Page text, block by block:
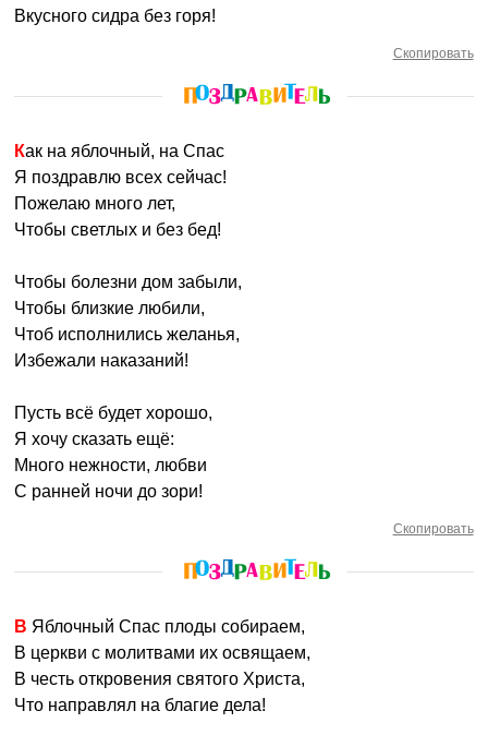
Вкусного сидра без горя!
Скопировать
Как на яблочный, на Спас
Я поздравлю всех сейчас!
Пожелаю много лет,
Чтобы светлых и без бед!
Чтобы болезни дом забыли,
Чтобы близкие любили,
Чтоб исполнились желанья,
Избежали наказаний!
Пусть всё будет хорошо,
Я хочу сказать ещё:
Много нежности, любви
С ранней ночи до зори!
Скопировать
В Яблочный Спас плоды собираем,
В церкви с молитвами их освящаем,
В честь откровения святого Христа,
Что направлял на благие дела!